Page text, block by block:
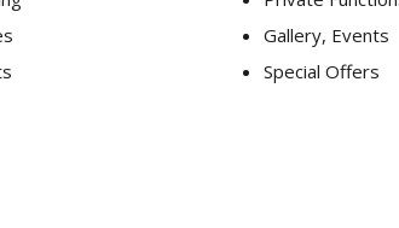
Gallery, Events
Special Offers